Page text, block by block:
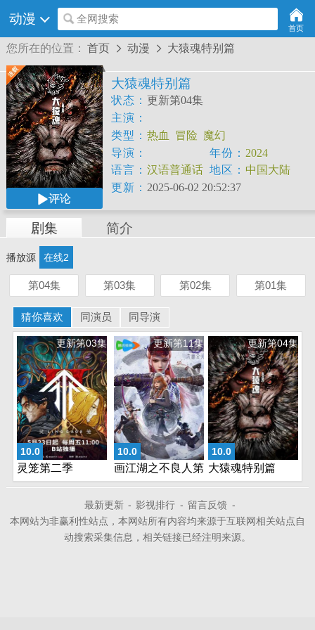
动漫 全网搜索
首页
您所在的位置： 首页  动漫  大猿魂特别篇
评论
大猿魂特别篇
状态： 更新第04集
主演：
类型： 热血 冒险 魔幻
导演：
年份： 2024
语言： 汉语普通话 地区： 中国大陆
更新： 2025-06-02 20:52:37
剧集 简介
播放源 在线2
第04集 第03集 第02集 第01集
猜你喜欢 同演员 同导演
10.0
更新第03集
灵笼第二季
10.0
更新第11集
画江湖之不良人第
七季
10.0
更新第04集
大猿魂特别篇
最新更新 - 影视排行 - 留言反馈 -
本网站为非赢利性站点，本网站所有内容均来源于互联网相关站点自
动搜索采集信息，相关链接已经注明来源。